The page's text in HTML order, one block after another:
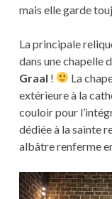
mais elle garde
La principale
dans une chapelle
Graal !
La
extérieure à la
couloir pour
dédiée à la sainte
albâtre renferme